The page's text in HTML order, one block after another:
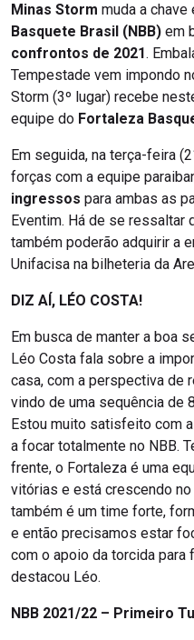
Minas Storm muda a
Basquete Brasil (NBB) em
confrontos de 2021.
Tempestade vem impondo
Storm (3º lugar) recebe
equipe do Fortaleza
Em seguida, na terça-feira
forças com a equipe
ingressos para ambas as
Eventim. Há de se
também poderão adquirir a
Unifacisa na bilheteria da
DIZ AÍ, LÉO COSTA!
Em busca de manter a boa
Léo Costa fala sobre a
casa, com a perspectiva de
vindo de uma sequência de
Estou muito satisfeito com
a focar totalmente no NBB.
frente, o Fortaleza é uma
vitórias e está crescendo
também é um time forte,
e então precisamos estar
com o apoio da torcida para
destacou Léo.
NBB 2021/22 – Primeiro